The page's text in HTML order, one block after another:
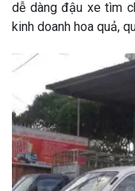
dễ dàng đậu xe tìm
kinh doanh hoa quả,